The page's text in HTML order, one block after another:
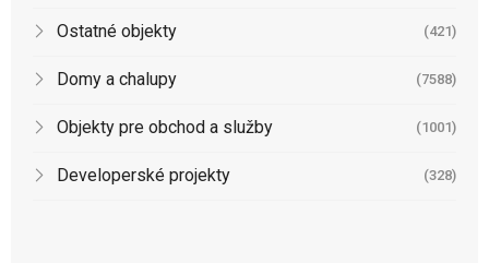
Ostatné objekty (421)
Domy a chalupy (7588)
Objekty pre obchod a služby (1001)
Developerské projekty (328)